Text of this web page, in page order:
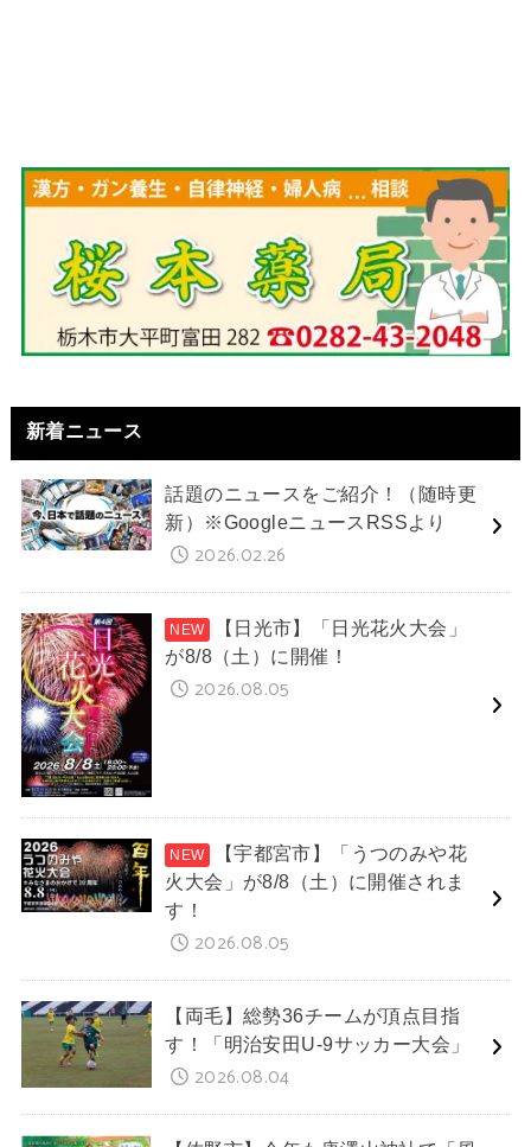
新着ニュース
話題のニュースをご紹介！（随時更
新）※GoogleニュースRSSより
2026.02.26
【日光市】「日光花火大会」
が8/8（土）に開催！
2026.08.05
【宇都宮市】「うつのみや花
火大会」が8/8（土）に開催されま
す！
2026.08.05
【両毛】総勢36チームが頂点目指
す！「明治安田U-9サッカー大会」
2026.08.04